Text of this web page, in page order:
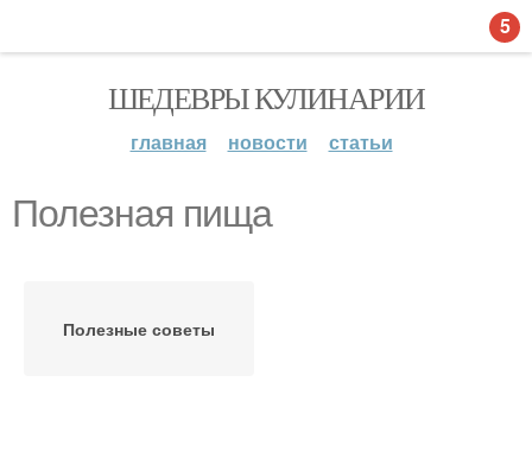
ШЕДЕВРЫ КУЛИНАРИИ
главная новости статьи
Полезная пища
Полезные советы
5